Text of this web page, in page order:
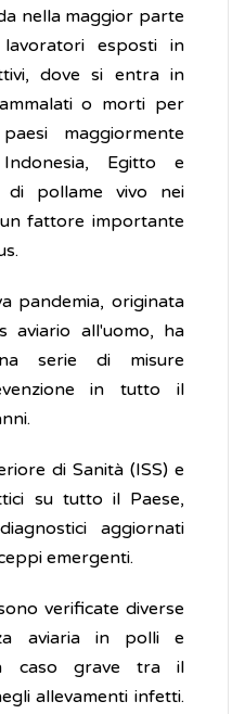
nella maggior parte
esposti in
dove si entra in
o morti per
maggiormente
Egitto e
di pollame vivo nei
fattore importante
pandemia, originata
aviario all'uomo, ha
serie di misure
in tutto il
di Sanità (ISS) e
su tutto il Paese,
aggiornati
emergenti.
verificate diverse
aviaria in polli e
caso grave tra il
allevamenti infetti.